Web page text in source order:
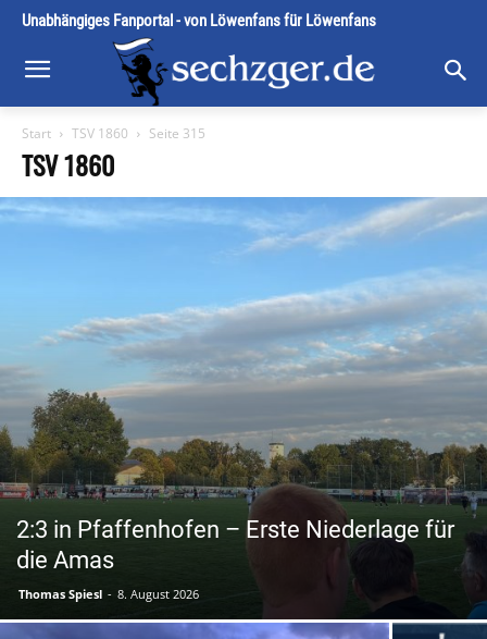
Unabhängiges Fanportal - von Löwenfans für Löwenfans
Start TSV 1860 Seite 315
TSV 1860
2:3 in Pfaffenhofen – Erste Niederlage für
die Amas
Thomas Spiesl - 8. August 2026